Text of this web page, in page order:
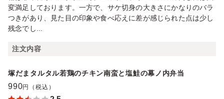
変満足しております。一方で、サケ切身の大きさにかなりのバラ
つきがあり、見た目の印象や食べ応えに差が感じられた点は少し
残念でし...
注文内容
塚だまタルタル若鶏のチキン南蛮と塩鮭の幕ノ内弁当
990円（税込）